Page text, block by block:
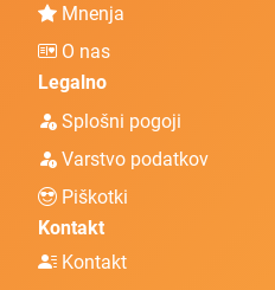
Mnenja
O nas
Legalno
Splošni pogoji
Varstvo podatkov
Piškotki
Kontakt
Kontakt